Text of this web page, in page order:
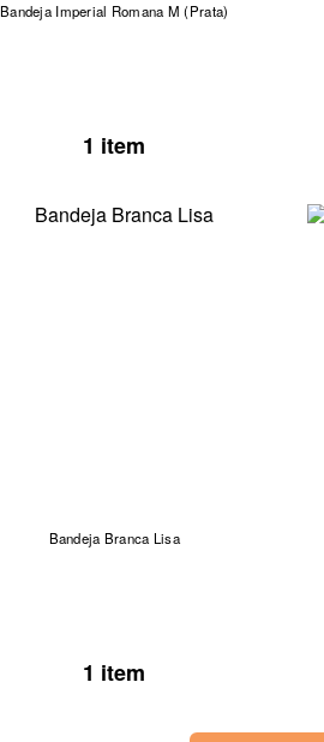
Bandeja Imperial Romana M (Prata)
1 item
Bandeja Branca Lisa
1 item